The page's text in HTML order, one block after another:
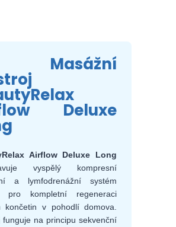
Masážní
Deluxe
Airflow Deluxe Long
vyspělý kompresní
a lymfodrenážní systém
pro kompletní regeneraci
končetin v pohodlí domova.
funguje na principu sekvenční